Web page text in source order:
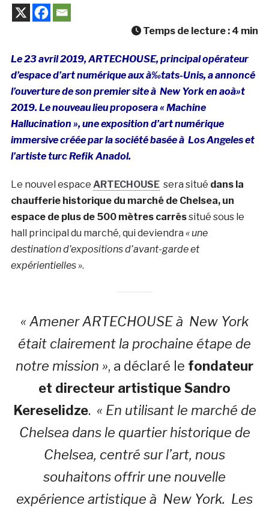
Temps de lecture : 4 min
Le 23 avril 2019, ARTECHOUSE, principal opérateur
d’espace d’art numérique aux à‰tats-Unis, a annoncé
l’ouverture de son premier site à New York en aoà»t
2019. Le nouveau lieu proposera « Machine
Hallucination », une exposition d’art numérique
immersive créée par la société basée à Los Angeles et
l’artiste turc Refik Anadol.
Le nouvel espace ARTECHOUSEsera situé dans la
chaufferie historique du marché de Chelsea, un
espace de plus de 500 mètres carréssitué sous le
hall principal du marché, qui deviendra « une
destination d’expositions d’avant-garde et
expérientielles ».
« Amener ARTECHOUSE à New York
était clairement la prochaine étape de
notre mission », a déclaré le fondateur
et directeur artistique Sandro
Kereselidze. « En utilisant le marché de
Chelsea dans le quartier historique de
Chelsea, centré sur l’art, nous
souhaitons offrir une nouvelle
expérience artistique à New York. Les